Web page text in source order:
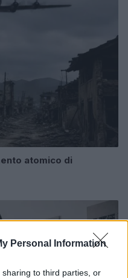
Personal Information
to third parties, or
atomico di